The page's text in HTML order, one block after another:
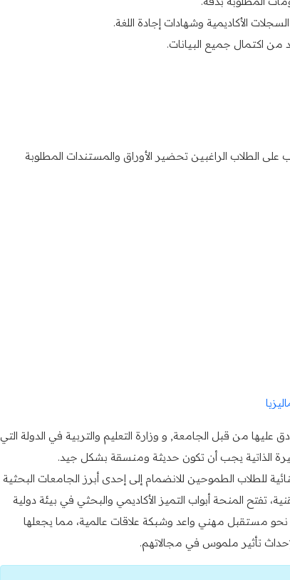
الأكاديمية وشهادات إجادة اللغة.
من اكتمال جميع البيانات.
الطلاب الراغبين تحضير الأوراق والمستندات المطلوبة
من قبل الجامعة, و وزارة التعليم والتربية في الدولة التي
الذاتية يجب أن تكون حديثة ومنسقة بشكل جيد.
للطلاب الطموحين للانضمام إلى إحدى أبرز الجامعات البحثية
تفتح المنحة أبواب التميز الأكاديمي والبحثي في بيئة دولية
مستقبل مهني واعد وشبكة علاقات عالمية، مما يجعلها
تأثير ملموس في مجالاتهم.